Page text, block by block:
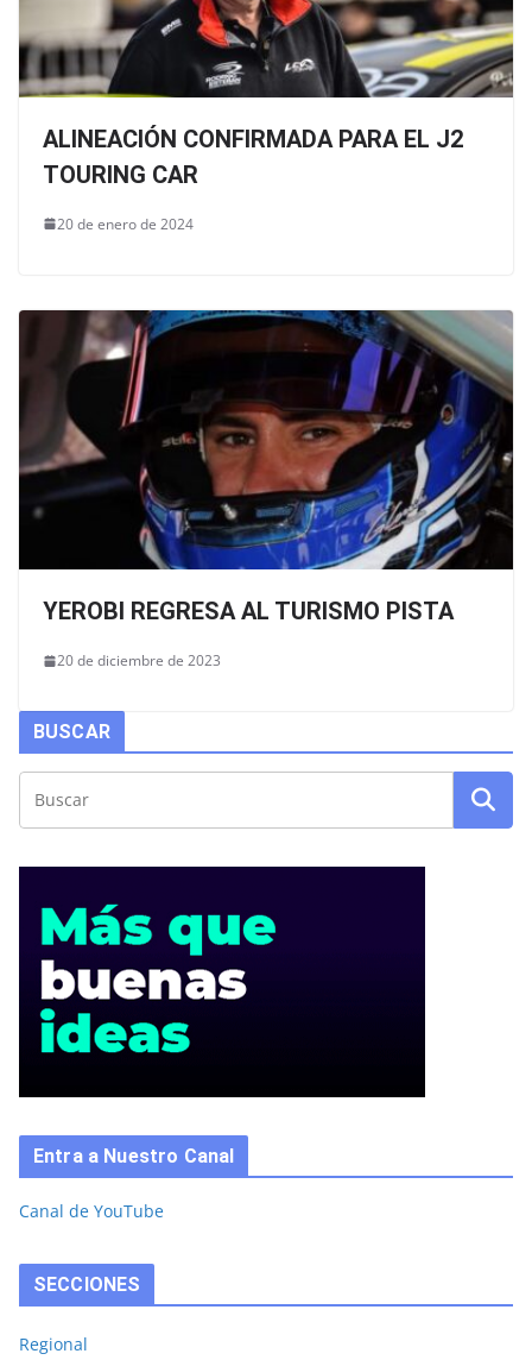
ALINEACIÓN CONFIRMADA PARA EL J2
TOURING CAR
20 de enero de 2024
YEROBI REGRESA AL TURISMO PISTA
20 de diciembre de 2023
BUSCAR
Entra a Nuestro Canal
Canal de YouTube
SECCIONES
Regional